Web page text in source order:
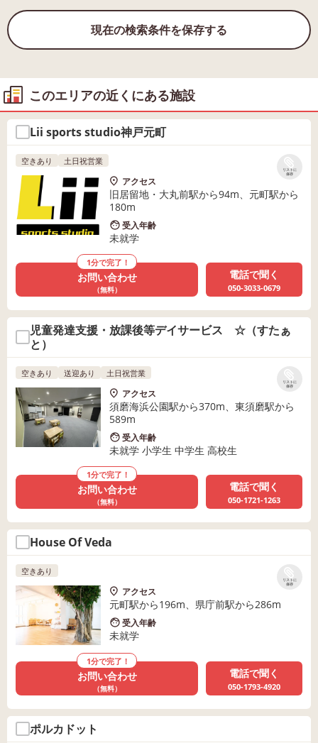
現在の検索条件を保存する
このエリアの近くにある施設
Lii sports studio神戸元町
リストに
保存
空きあり 土日祝営業
アクセス
旧居留地・大丸前駅から94m、元町駅から
180m
受入年齢
未就学
1分で完了！
お問い合わせ
（無料）
電話で聞く
050-3033-0679
児童発達支援・放課後等デイサービス ☆（すたぁ
と）
リストに
保存
空きあり 送迎あり 土日祝営業
アクセス
須磨海浜公園駅から370m、東須磨駅から
589m
受入年齢
未就学 小学生 中学生 高校生
1分で完了！
お問い合わせ
（無料）
電話で聞く
050-1721-1263
House Of Veda
リストに
保存
空きあり
アクセス
元町駅から196m、県庁前駅から286m
受入年齢
未就学
1分で完了！
お問い合わせ
（無料）
電話で聞く
050-1793-4920
ポルカドット